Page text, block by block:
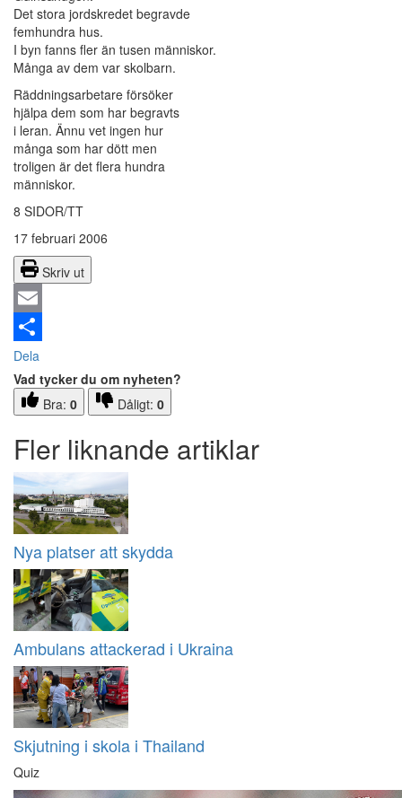
Det stora jordskredet begravde
femhundra hus.
I byn fanns fler än tusen människor.
Många av dem var skolbarn.
Räddningsarbetare försöker
hjälpa dem som har begravts
i leran. Ännu vet ingen hur
många som har dött men
troligen är det flera hundra
människor.
8 SIDOR/TT
17 februari 2006
Skriv ut
Email
Dela
Vad tycker du om nyheten?
Bra: 0 Dåligt: 0
Fler liknande artiklar
Nya platser att skydda
Ambulans attackerad i Ukraina
Skjutning i skola i Thailand
Quiz